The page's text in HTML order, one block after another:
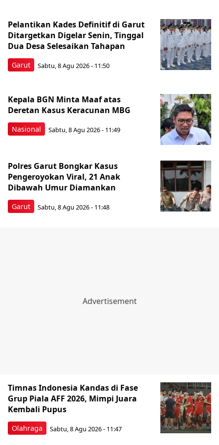
Garut
Pelantikan Kades Definitif di Garut
Ditargetkan Digelar Senin, Tinggal
Dua Desa Selesaikan Tahapan
Sabtu, 8 Agu 2026 - 11:50
Nasional
Kepala BGN Minta Maaf atas
Deretan Kasus Keracunan MBG
Sabtu, 8 Agu 2026 - 11:49
Garut
Polres Garut Bongkar Kasus
Pengeroyokan Viral, 21 Anak
Dibawah Umur Diamankan
Sabtu, 8 Agu 2026 - 11:48
Olahraga
Timnas Indonesia Kandas di Fase
Grup Piala AFF 2026, Mimpi Juara
Kembali Pupus
Sabtu, 8 Agu 2026 - 11:47